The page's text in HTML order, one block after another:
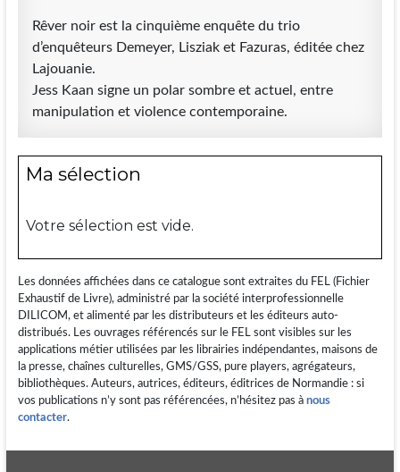
Rêver noir est la cinquième enquête du trio
d’enquêteurs Demeyer, Lisziak et Fazuras, éditée chez
Lajouanie.
Jess Kaan signe un polar sombre et actuel, entre
manipulation et violence contemporaine.
Ma sélection
Votre sélection est vide.
Les données affichées dans ce catalogue sont extraites du FEL (Fichier
Exhaustif de Livre), administré par la société interprofessionnelle
DILICOM, et alimenté par les distributeurs et les éditeurs auto-
distribués. Les ouvrages référencés sur le FEL sont visibles sur les
applications métier utilisées par les librairies indépendantes, maisons de
la presse, chaînes culturelles, GMS/GSS, pure players, agrégateurs,
bibliothèques. Auteurs, autrices, éditeurs, éditrices de Normandie : si
vos publications n’y sont pas référencées, n’hésitez pas à nous
contacter.